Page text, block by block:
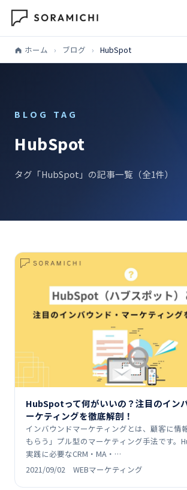
ホーム › ブログ › HubSpot
BLOG TAG
HubSpot
タグ「HubSpot」の記事一覧（全1件）
HubSpotって何がいいの？注目のイン
ーケティングを徹底解剖！
インバウンドマーケティングとは、顧客に情
もらう」プル型のマーケティング手法です。
実践に必要なCRM・MA・…
2021/09/02 WEBマーケティング